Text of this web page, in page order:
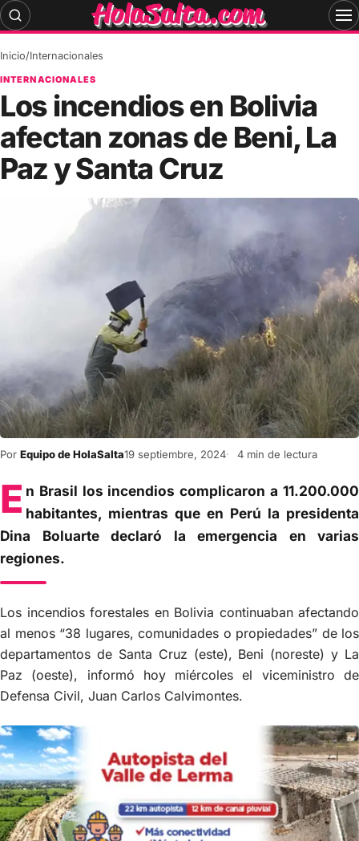
Skip
to
Inicio/Internacionales
INTERNACIONALES
Los incendios en Bolivia
afectan zonas de Beni, La
Paz y Santa Cruz
Por Equipo de HolaSalta19 septiembre, 2024 4 min de lectura
E n Brasil los incendios complicaron a 11.200.000
habitantes, mientras que en Perú la presidenta
Dina Boluarte declaró la emergencia en varias
regiones.
Los incendios forestales en Bolivia continuaban afectando
al menos “38 lugares, comunidades o propiedades” de los
departamentos de Santa Cruz (este), Beni (noreste) y La
Paz (oeste), informó hoy miércoles el viceministro de
Defensa Civil, Juan Carlos Calvimontes.